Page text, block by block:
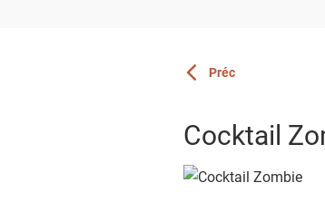
Vous êtes actuellement
PrécPage
Cocktail